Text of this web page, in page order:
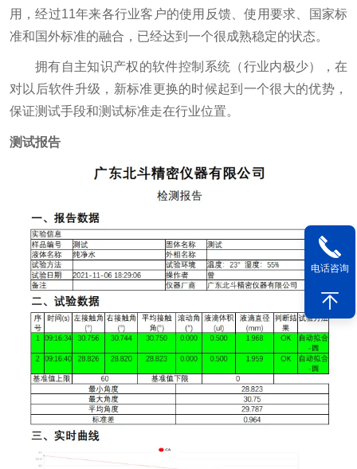
用，经过11年来各行业客户的使用反馈、使用要求、国家标
准和国外标准的融合，已经达到一个很成熟稳定的状态。
拥有自主知识产权的软件控制系统（行业内极少），在
对以后软件升级，新标准更换的时候起到一个很大的优势，
保证测试手段和测试标准走在行业位置。
测试报告
电话咨询